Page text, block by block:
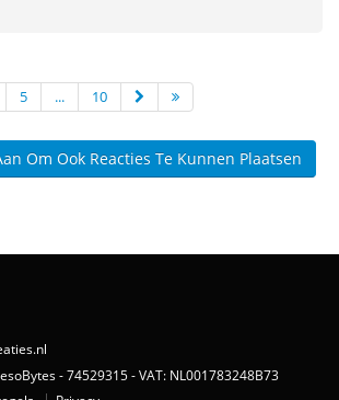
5 ... 10
Om Ook Reacties Te Kunnen Plaatsen
- 74529315 - VAT: NL001783248B73